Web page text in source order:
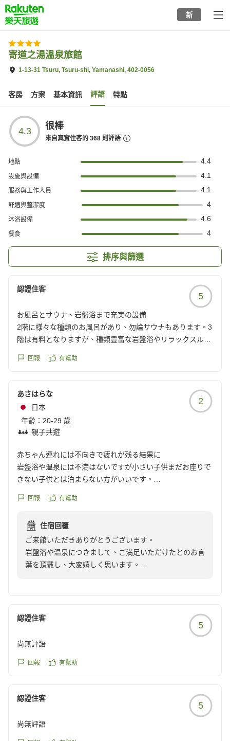
to
top
page
新
寄道之湯溫泉旅館
1-13-31 Tsuru, Tsuru-shi, Yamanashi, 402-0056
客房 方案 基本資訊 評語 特點
4.3 很棒
來自真實住客的 368 則評語
地點 4.4
設施與設備 4.1
服務與工作人員 4.1
舒適與整潔度 4
沐浴設備 4.6
餐食 4
排序與篩選
認證住客
5
お風呂とサウナ、岩盤浴まで充実の設備
2階に様々な種類のお風呂があり、勿論サウナもあります。3
階は有料となりますが、種類豊富な岩盤浴やリラックスルー
https://review.travel.rakuten.co.jp/hotel/voice/167096?
回報 有幫助
あさはらな
日本
年齡： 20-29 歲
親子共遊
2
赤ちゃん連れには不向きで疲れが残る結果に
岩盤浴や温泉には不満はないですが小さい子供まだお座りで
きない子供とは泊まらない方がいいです。
赤ちゃん用品が少ないのと部屋はただ寝るだけの感じの部屋
子供が歩けるようになって泊まるとかならまだしもウェルカ
ムベビーのホテルにすればよかったと後悔
クチコミの詳細はこちらから
回報 有幫助
住宿回覆
ご来館いただきありがとうございます。
岩盤浴や温泉につきまして、ご満足いただけたとのお言
葉を頂戴し、大変嬉しく思います。
ごしやすさにつきまして、ご期待にお応えできなかった
当館は温浴施設を併設した宿泊施設という特性上、客室
たご意見は今後の設備やサービスを見直す際の貴重なご
ざいました。より多くのお客様に快適にお過ごしいただ
ける施設を目指し、今後もサービスの向上に努めてまい
ります。
ご投稿ありがとうございました。
認證住客
5
尚無評語
回報 有幫助
認證住客
5
尚無評語